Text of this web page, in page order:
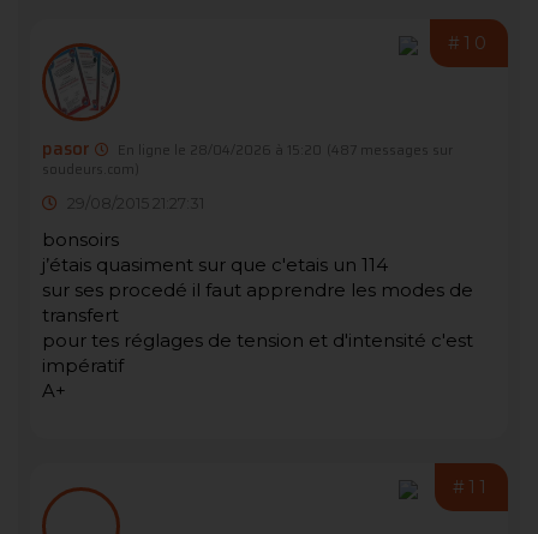
#10
pasor En ligne le 28/04/2026 à 15:20
(487 messages sur
soudeurs.com)
29/08/2015 21:27:31
bonsoirs
j’étais quasiment sur que c'etais un 114
sur ses procedé il faut apprendre les modes de
transfert
pour tes réglages de tension et d'intensité c'est
impératif
A+
#11